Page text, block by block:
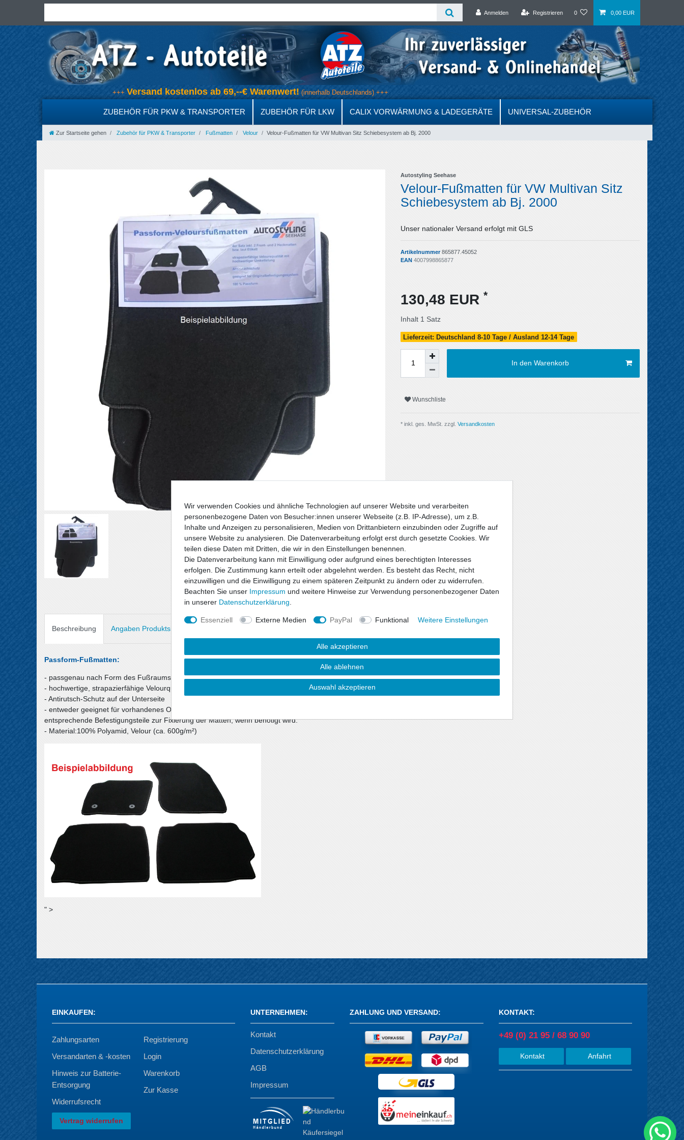
Anmelden Registrieren 0 0,00 EUR
+++Versand kostenlos ab 69,--€ Warenwert!(innerhalb Deutschlands) +++
ZUBEHÖR FÜR PKW & TRANSPORTER ZUBEHÖR FÜR LKW CALIX VORWÄRMUNG & LADEGERÄTE UNIVERSAL-ZUBEHÖR
Zur Startseite gehen Zubehör für PKW & Transporter Fußmatten Velour Velour-Fußmatten für VW Multivan Sitz Schiebesystem ab Bj. 2000
Autostyling Seehase
Velour-Fußmatten für VW Multivan Sitz
Schiebesystem ab Bj. 2000
Unser nationaler Versand erfolgt mit GLS
Artikelnummer865877.45052
EAN 4007998865877
130,48 EUR *
Inhalt 1 Satz
Lieferzeit: Deutschland 8-10 Tage / Ausland 12-14 Tage
In den Warenkorb
Wunschliste
* inkl. ges. MwSt. zzgl. Versandkosten
Beschreibung Angaben Produktsicherheit
Passform-Fußmatten:
- passgenau nach Form des Fußraums
- hochwertige, strapazierfähige Velourqualität (ca. 600g/m²) mit Umkettelung
- Antirutsch-Schutz auf der Unterseite
- entweder geeignet für vorhandenes Original-Befestigungssystem, oder im Lieferumfang befinden sich
entsprechende Befestigungsteile zur Fixierung der Matten, wenn benötigt wird.
- Material:100% Polyamid, Velour (ca. 600g/m²)
" >
EINKAUFEN:
Zahlungsarten
Versandarten & -kosten
Hinweis zur Batterie-
Entsorgung
Widerrufsrecht
Vertrag widerrufen
Registrierung
Login
Warenkorb
Zur Kasse
UNTERNEHMEN:
Kontakt
Datenschutzerklärung
AGB
Impressum
ZAHLUNG UND VERSAND: KONTAKT:
+49 (0) 21 95 / 68 90 90
Kontakt Anfahrt
Wir verwenden Cookies und ähnliche Technologien auf unserer Website und verarbeiten
personenbezogene Daten von Besucher:innen unserer Webseite (z.B. IP-Adresse), um z.B.
Inhalte und Anzeigen zu personalisieren, Medien von Drittanbietern einzubinden oder Zugriffe auf
unsere Website zu analysieren. Die Datenverarbeitung erfolgt erst durch gesetzte Cookies. Wir
teilen diese Daten mit Dritten, die wir in den Einstellungen benennen.
Die Datenverarbeitung kann mit Einwilligung oder aufgrund eines berechtigten Interesses
erfolgen. Die Zustimmung kann erteilt oder abgelehnt werden. Es besteht das Recht, nicht
einzuwilligen und die Einwilligung zu einem späteren Zeitpunkt zu ändern oder zu widerrufen.
Beachten Sie unser Impressum und weitere Hinweise zur Verwendung personenbezogener Daten
in unserer Daten­schutz­erklärung
Essenziell Externe Medien PayPal Funktional Weitere Einstellungen
Alle akzeptieren
Alle ablehnen
Auswahl akzeptieren